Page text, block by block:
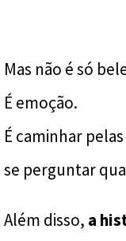
Mas não é só
É emoção.
É caminhar
se perguntar
Além disso, a